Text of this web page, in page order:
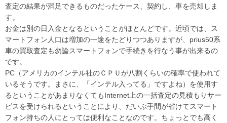
査定の結果が満足できるものだったケース、契約し、車を売却しま
す。
お金は別の日入金となるということがほとんどです。近頃では、ス
マートフォン人口は増加の一途をたどりつつありますが、prius50系
車の買取査定も勿論スマートフォンで手続きを行なう事が出来るの
です。
PC（アメリカのインテル社のＣＰＵが八割くらいの確率で使われて
いるそうです。まさに、「インテル入ってる」ですよね）を使用す
るということがあまりなくてもInternet上の一括査定の見積もりサー
ビスを受けられるということにより、だいぶ手間が省けてスマート
フォン持ちの人にとっては便利なことなのです。ちょっとでも高く